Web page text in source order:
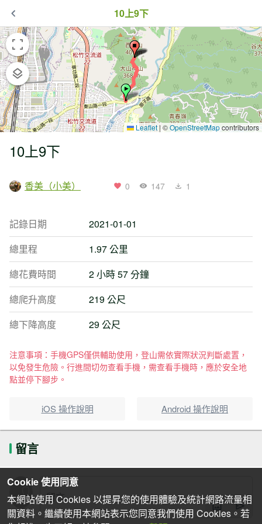
10上9下
Leaflet|©OpenStreetMapcontributors
10上9下
香美（小美） 0 147 1
記錄日期
2021-01-01
總里程
1.97 公里
總花費時間
2 小時 57 分鐘
總爬升高度
219 公尺
總下降高度
29 公尺
注意事項：手機GPS僅供輔助使用，登山需依實際狀況判斷處置，
以免發生危險。行進間切勿查看手機，需查看手機時，應於安全地
點並停下腳步。
iOS 操作說明 Android 操作說明
留言
Cookie 使用同意
本網站使用 Cookies 以提昇您的使用體驗及統計網路流量相
關資料。繼續使用本網站表示您同意我們使用 Cookies。若